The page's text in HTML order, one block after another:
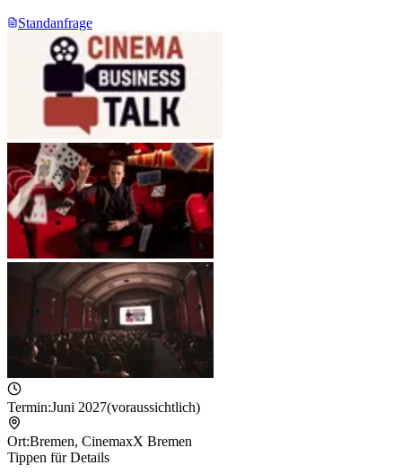
Standanfrage
Termin:Juni 2027(voraussichtlich)
Ort:Bremen, CinemaxX Bremen
Tippen für Details